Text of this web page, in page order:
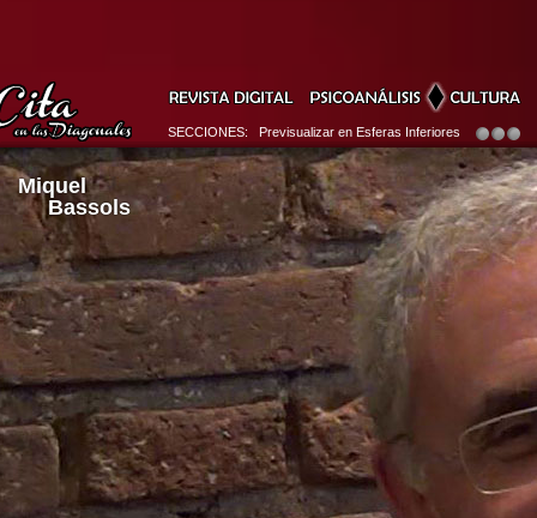
SECCIONES: Previsualizar en Esferas Inferiores
Miquel
Bassols